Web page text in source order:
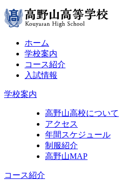
ホーム
学校案内
コース紹介
入試情報
学校案内
高野山高校について
アクセス
年間スケジュール
制服紹介
高野山MAP
コース紹介